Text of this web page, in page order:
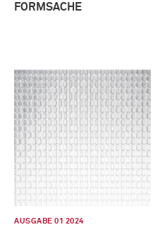
FORMSACHE
AUSGABE 01 2024